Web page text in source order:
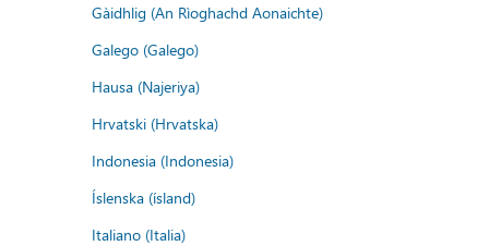
Gàidhlig (An Rìoghachd Aonaichte)
Galego (Galego)
Hausa (Najeriya)
Hrvatski (Hrvatska)
Indonesia (Indonesia)
Íslenska (ísland)
Italiano (Italia)